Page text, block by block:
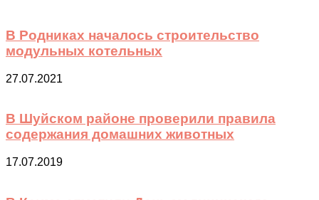
В Родниках началось строительство
модульных котельных
27.07.2021
В Шуйском районе проверили правила
содержания домашних животных
17.07.2019